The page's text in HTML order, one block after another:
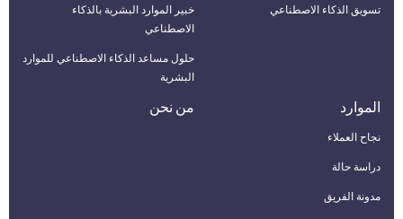
تسويق الذكاء الاصطناعي
خبير الموارد البشرية بالذكاء
الاصطناعي
حلول مساعد الذكاء الاصطناعي للموارد
البشرية
الموارد
نجاح العملاء
دراسة حالة
مدونة الفريق
من نحن